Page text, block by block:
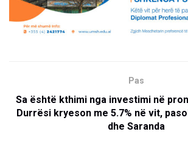
Pas
Sa është kthimi nga investimi në
Durrësi kryeson me 5.7% në vit,
dhe Saranda